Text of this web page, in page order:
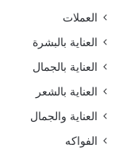
العملات
العناية بالبشرة
العناية بالجمال
العناية بالشعر
العناية والجمال
الفواكه